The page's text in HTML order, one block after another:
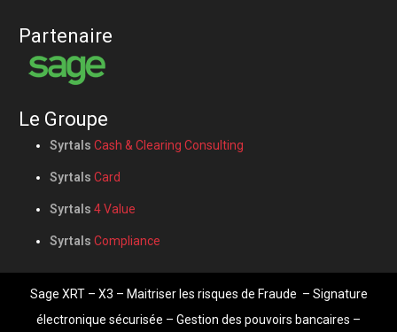
Partenaire
Le Groupe
Syrtals Cash & Clearing Consulting
Syrtals Card
Syrtals 4 Value
Syrtals Compliance
Sage XRT– X3 – Maitriser les risques de Fraude – Signature
électronique sécurisée – Gestion des pouvoirs bancaires –